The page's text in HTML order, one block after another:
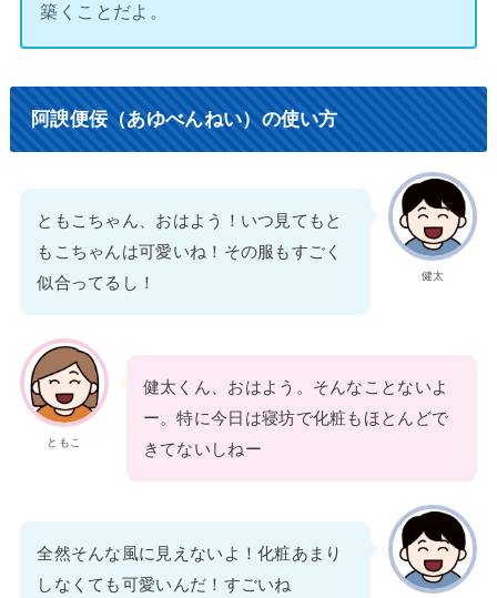
築くことだよ。
阿諛便佞（あゆべんねい）の使い方
健太
ともこちゃん、おはよう！いつ見てもと
もこちゃんは可愛いね！その服もすごく
似合ってるし！
ともこ
健太くん、おはよう。そんなことないよ
ー。特に今日は寝坊で化粧もほとんどで
きてないしねー
全然そんな風に見えないよ！化粧あまり
しなくても可愛いんだ！すごいね